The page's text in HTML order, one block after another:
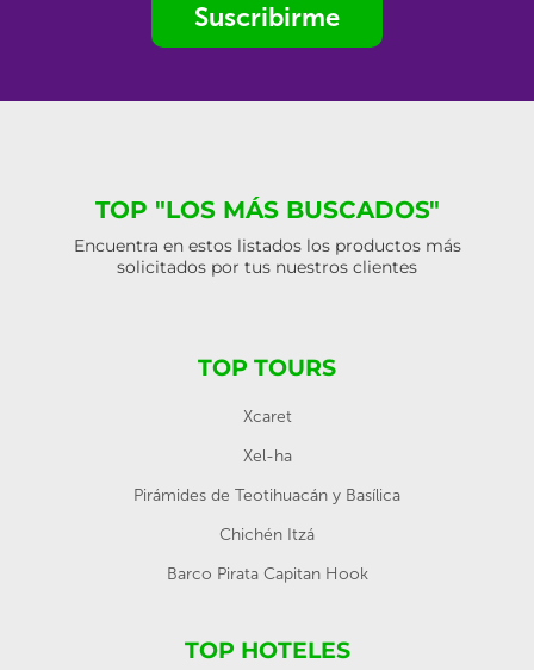
Suscribirme
TOP "LOS MÁS BUSCADOS"
Encuentra en estos listados los productos más
solicitados por tus nuestros clientes
TOP TOURS
Xcaret
Xel-ha
Pirámides de Teotihuacán y Basílica
Chichén Itzá
Barco Pirata Capitan Hook
TOP HOTELES